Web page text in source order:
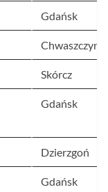
Gdańsk
Chwaszczyno
Skórcz
Gdańsk
Dzierzgoń
Gdańsk